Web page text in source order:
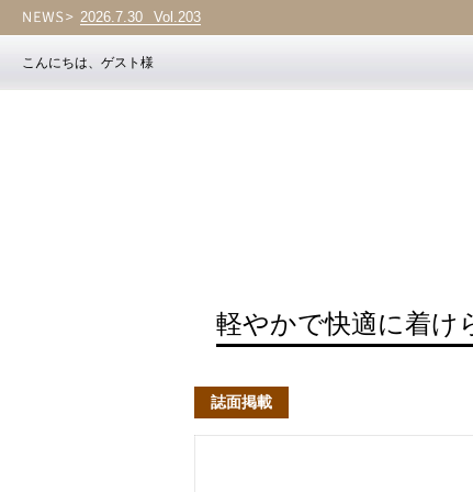
2026.7.30 Vol.203
こんにちは、ゲスト様
軽やかで快適に着け
誌面掲載